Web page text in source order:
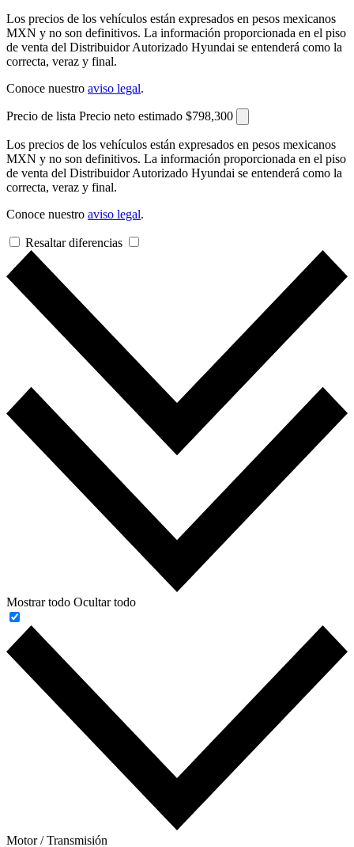
Los precios de los vehículos están expresados en pesos mexicanos
MXN y no son definitivos. La información proporcionada en el piso
de venta del Distribuidor Autorizado Hyundai se entenderá como la
correcta, veraz y final.
Conoce nuestro aviso legal.
Precio de lista Precio neto estimado $798,300
Los precios de los vehículos están expresados en pesos mexicanos
MXN y no son definitivos. La información proporcionada en el piso
de venta del Distribuidor Autorizado Hyundai se entenderá como la
correcta, veraz y final.
Conoce nuestro aviso legal.
Resaltar diferencias
Mostrar todo Ocultar todo
Motor / Transmisión